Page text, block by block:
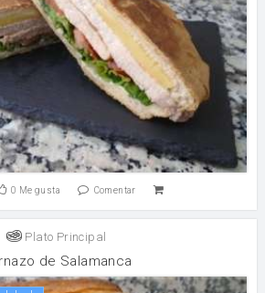
0 Me gusta Comentar
Plato Principal
de Salamanca